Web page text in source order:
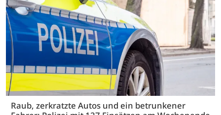
Raub, zerkratzte Autos und ein betrunkener